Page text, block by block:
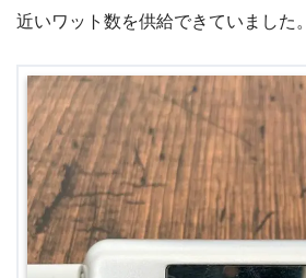
近いワット数を供給できていました。